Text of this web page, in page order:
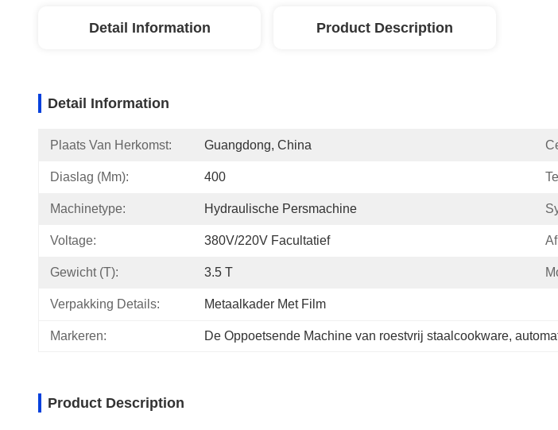
Detail Information Product Description
Detail Information
Plaats Van Herkomst: Guangdong, China
Diaslag (mm): 400
Machinetype: Hydraulische Persmachine
Voltage: 380V/220V Facultatief
Gewicht (t): 3.5 T
Verpakking Details: Metaalkader Met Film
Markeren: De Oppoetsende Machine van roestvrij staalcookware,
Product Description